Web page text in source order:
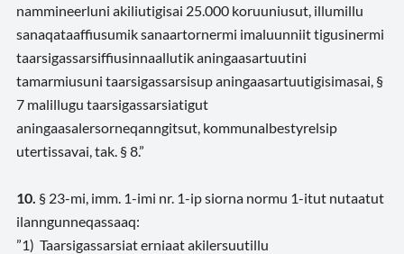
nammineerluni akiliutigisai 25.000 koruuniusut, illumillu
sanaqataaffiusumik sanaartornermi imaluunniit tigusinermi
taarsigassarsiffiusinnaallutik aningaasartuutini
tamarmiusuni taarsigassarsisup aningaasartuutigisimasai, §
7 malillugu taarsigassarsiatigut
aningaasalersorneqanngitsut, kommunalbestyrelsip
utertissavai, tak. § 8.”
10. § 23-mi, imm. 1-imi nr. 1-ip siorna normu 1-itut nutaatut
ilanngunneqassaaq:
”1) Taarsigassarsiat erniaat akilersuutillu